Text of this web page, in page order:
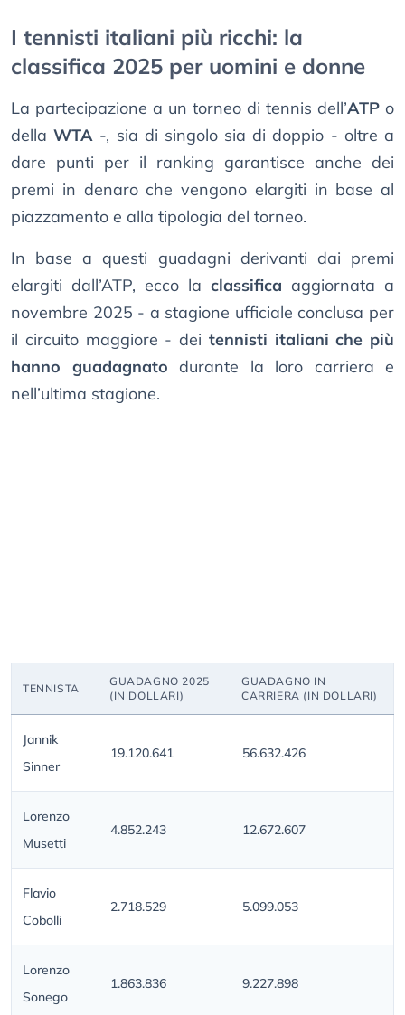
I tennisti italiani più ricchi: la
classifica 2025 per uomini e donne
La partecipazione a un torneo di tennis dell’ATP o
dellaWTA -, sia di singolo sia di doppio - oltre a
dare punti per il ranking garantisce anche dei
premi in denaro che vengono elargiti in base al
piazzamento e alla tipologia del torneo.
In base a questi guadagni derivanti dai premi
elargiti dall’ATP, ecco la classifica aggiornata a
novembre 2025 - a stagione ufficiale conclusa per
il circuito maggiore - dei tennisti italiani che più
hanno guadagnato durante la loro carriera e
nell’ultima stagione.
TENNISTA
GUADAGNO 2025
(IN DOLLARI)
GUADAGNO IN
CARRIERA (IN DOLLARI)
Jannik
Sinner
19.120.641 56.632.426
Lorenzo
Musetti
4.852.243 12.672.607
Flavio
Cobolli
2.718.529 5.099.053
Lorenzo
Sonego
1.863.836 9.227.898